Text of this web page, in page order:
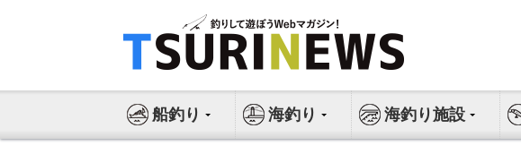
ス
船釣り 海釣り 海釣り施設